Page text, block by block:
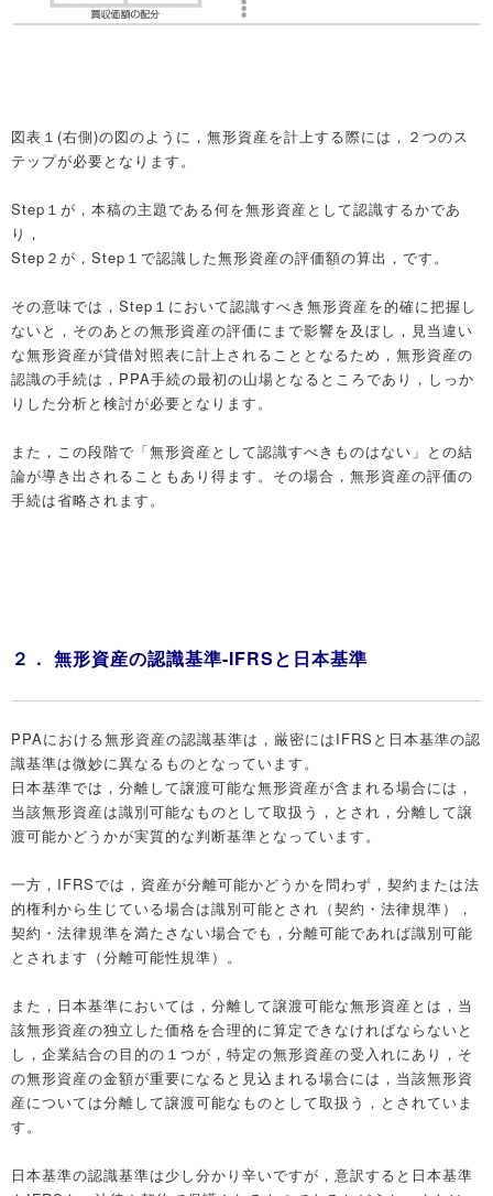
図表１(右側)の図のように，無形資産を計上する際には，２つのス
テップが必要となります。
Step１が，本稿の主題である何を無形資産として認識するかであ
り，
Step２が，Step１で認識した無形資産の評価額の算出，です。
その意味では，Step１において認識すべき無形資産を的確に把握し
ないと，そのあとの無形資産の評価にまで影響を及ぼし，見当違い
な無形資産が貸借対照表に計上されることとなるため，無形資産の
認識の手続は，PPA手続の最初の山場となるところであり，しっか
りした分析と検討が必要となります。
また，この段階で「無形資産として認識すべきものはない」との結
論が導き出されることもあり得ます。その場合，無形資産の評価の
手続は省略されます。
２． 無形資産の認識基準‐IFRSと日本基準
PPAにおける無形資産の認識基準は，厳密にはIFRSと日本基準の認
識基準は微妙に異なるものとなっています。
日本基準では，分離して譲渡可能な無形資産が含まれる場合には，
当該無形資産は識別可能なものとして取扱う，とされ，分離して譲
渡可能かどうかが実質的な判断基準となっています。
一方，IFRSでは，資産が分離可能かどうかを問わず，契約または法
的権利から生じている場合は識別可能とされ（契約・法律規準），
契約・法律規準を満たさない場合でも，分離可能であれば識別可能
とされます（分離可能性規準）。
また，日本基準においては，分離して譲渡可能な無形資産とは，当
該無形資産の独立した価格を合理的に算定できなければならないと
し，企業結合の目的の１つが，特定の無形資産の受入れにあり，そ
の無形資産の金額が重要になると見込まれる場合には，当該無形資
産については分離して譲渡可能なものとして取扱う，とされていま
す。
日本基準の認識基準は少し分かり辛いですが，意訳すると日本基準